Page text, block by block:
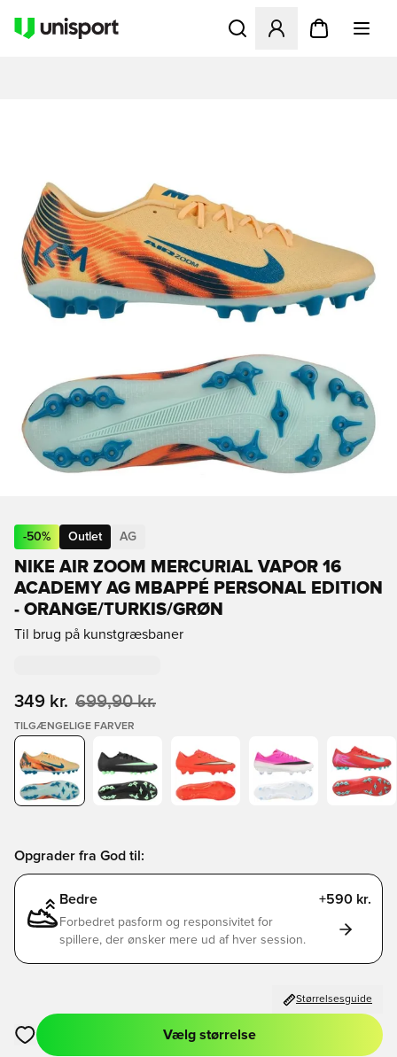
Åbner en Modal til at
-50% Outlet AG
NIKE AIR ZOOM MERCURIAL VAPOR 16
ACADEMY AG MBAPPÉ PERSONAL EDITION
- ORANGE/TURKIS/GRØN
Til brug på kunstgræsbaner
349 kr. 699,90 kr.
TILGÆNGELIGE FARVER
Opgrader fra God til:
Bedre +590 kr.
Forbedret pasform og responsivitet for
spillere, der ønsker mere ud af hver session.
Størrelsesguide
Åbner en Modal til at logge ind eller tilmelde dig som medlem
Vælg størrelse